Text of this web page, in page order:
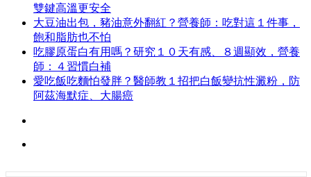
雙鍵高溫更安全
大豆油出包，豬油意外翻紅？營養師：吃對這１件事，
飽和脂肪也不怕
吃膠原蛋白有用嗎？研究１０天有感、８週顯效，營養
師：４習慣白補
愛吃飯吃麵怕發胖？醫師教１招把白飯變抗性澱粉，防
阿茲海默症、大腸癌